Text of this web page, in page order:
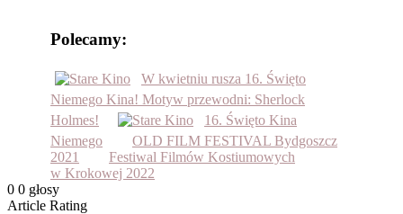
Polecamy:
W kwietniu rusza 16. Święto
Niemego Kina! Motyw przewodni: Sherlock
Holmes!
16. Święto Kina
Niemego
OLD FILM FESTIVAL Bydgoszcz
2021
Festiwal Filmów Kostiumowych
w Krokowej 2022
0 0 głosy
Article Rating